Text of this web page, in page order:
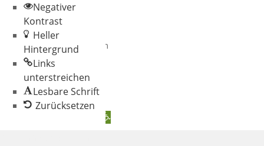
© 2026 Gemeinde
Oberschneiding
Datenschutz
Impressum
Negativer
Kontrast
Heller
Hintergrund
Links
unterstreichen
Lesbare Schrift
Zurücksetzen